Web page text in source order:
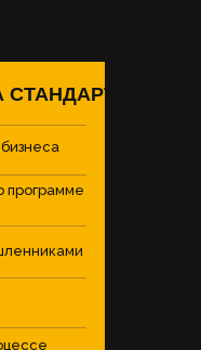
СТАНДАРТ
программе